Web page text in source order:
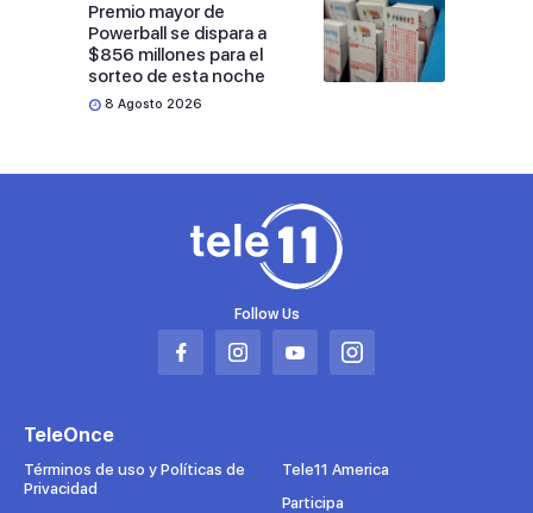
Premio mayor de
Powerball se dispara a
$856 millones para el
sorteo de esta noche
8 Agosto 2026
Follow Us
Abrir
pestaña
Abrir
pestaña
Abrir
pestaña
Abrir
pestaña
TeleOnce
Términos de uso y Políticas de
Privacidad
Tele11 America
Participa